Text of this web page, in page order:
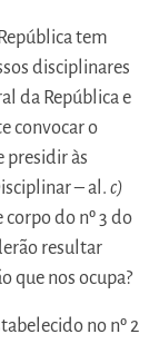
tem
disciplinares
da República e
convocar o
presidir às
– al. c)
corpo do nº 3 do
resultar
que nos ocupa?
no nº 2